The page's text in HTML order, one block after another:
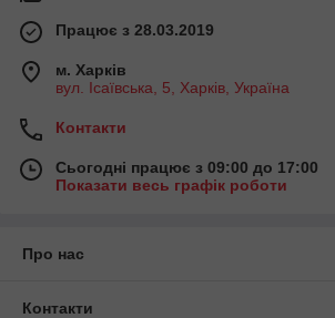
Працює з 28.03.2019
м. Харків
вул. Ісаївська, 5, Харків, Україна
Контакти
Сьогодні працює з 09:00 до 17:00
Показати весь графік роботи
Про нас
Контакти